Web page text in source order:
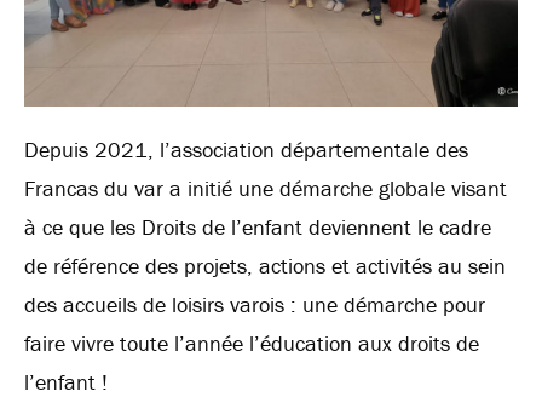
Depuis 2021, l’association départementale des
Francas du var a initié une démarche globale visant
à ce que les Droits de l’enfant deviennent le cadre
de référence des projets, actions et activités au sein
des accueils de loisirs varois : une démarche pour
faire vivre toute l’année l’éducation aux droits de
l’enfant !